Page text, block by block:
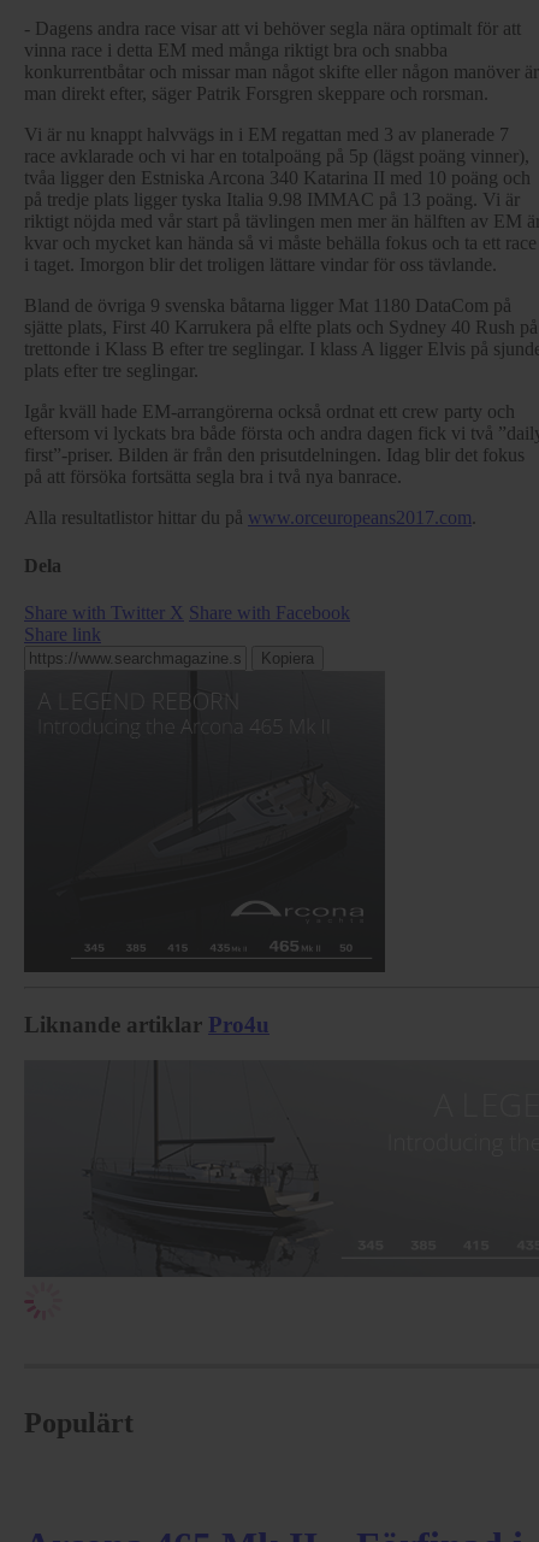
- Dagens andra race visar att vi behöver segla nära optimalt för att
vinna race i detta EM med många riktigt bra och snabba
konkurrentbåtar och missar man något skifte eller någon manöver är
man direkt efter, säger Patrik Forsgren skeppare och rorsman.
Vi är nu knappt halvvägs in i EM regattan med 3 av planerade 7
race avklarade och vi har en totalpoäng på 5p (lägst poäng vinner),
tvåa ligger den Estniska Arcona 340 Katarina II med 10 poäng och
på tredje plats ligger tyska Italia 9.98 IMMAC på 13 poäng. Vi är
riktigt nöjda med vår start på tävlingen men mer än hälften av EM
kvar och mycket kan hända så vi måste behälla fokus och ta ett race
i taget. Imorgon blir det troligen lättare vindar för oss tävlande.
Bland de övriga 9 svenska båtarna ligger Mat 1180 DataCom på
sjätte plats, First 40 Karrukera på elfte plats och Sydney 40 Rush på
trettonde i Klass B efter tre seglingar. I klass A ligger Elvis på
plats efter tre seglingar.
Igår kväll hade EM-arrangörerna också ordnat ett crew party och
eftersom vi lyckats bra både första och andra dagen fick vi två
first”-priser. Bilden är från den prisutdelningen. Idag blir det fokus
på att försöka fortsätta segla bra i två nya banrace.
Alla resultatlistor hittar du på www.orceuropeans2017.com.
Dela
Share with Twitter X Share with Facebook
Share link
Kopiera
Liknande artiklar Pro4u
Populärt